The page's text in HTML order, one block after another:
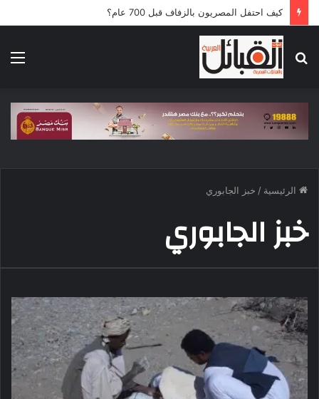
كيف احتفل المصريون بالزفاف قبل 700 عام؟
عن
الرئيسية / خبز الجابوري
خبز الجابوري